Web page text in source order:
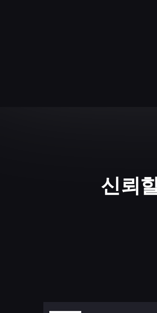
신뢰